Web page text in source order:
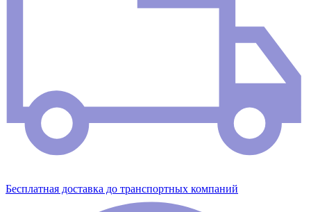
Бесплатная доставка до транспортных компаний